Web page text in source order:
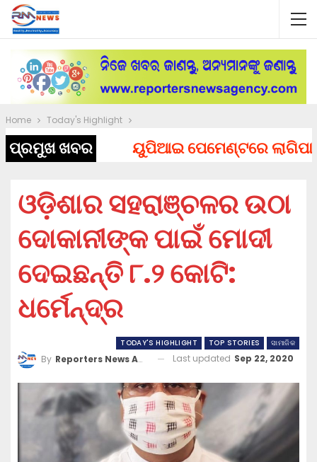
Home Today's Highlight
ପ୍ରମୁଖ ଖବର ୟୁପିଆଇ ପେମେଣ୍ଟରେ ଲାଗିପାରେ
ଓଡ଼ିଶାର ସହରାଞ୍ଚଳର ଉଠା
ଦୋକାନୀଙ୍କ ପାଇଁ ମୋଦୀ
ଦେଇଛନ୍ତି ୮.୨ କୋଟି:
ଧର୍ମେନ୍ଦ୍ର
TODAY'S HIGHLIGHT TOP STORIES ସାମାଜିକ
By Reporters News Agency Last updated Sep 22, 2020